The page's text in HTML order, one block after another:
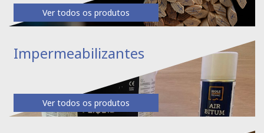
Ver todos os produtos
Impermeabilizantes
Ver todos os produtos